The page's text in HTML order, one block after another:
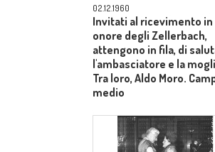
02.12.1960
Invitati al ricevimento in
onore degli Zellerbach,
attengono in fila, di
l'ambasciatore e la
Tra loro, Aldo Moro.
medio